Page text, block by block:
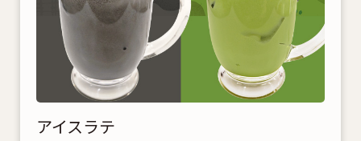
アイスラテ